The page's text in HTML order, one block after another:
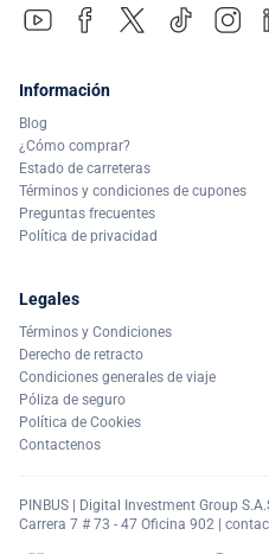
Información
Blog
¿Cómo comprar?
Estado de carreteras
Términos y condiciones de cupones
Preguntas frecuentes
Política de privacidad
Legales
Términos y Condiciones
Derecho de retracto
Condiciones generales de viaje
Póliza de seguro
Política de Cookies
Contactenos
PINBUS | Digital Investment Group
Carrera 7 # 73 - 47 Oficina 902 |